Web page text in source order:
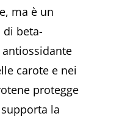
ma è un
di beta-
carote e nei
protegge
la